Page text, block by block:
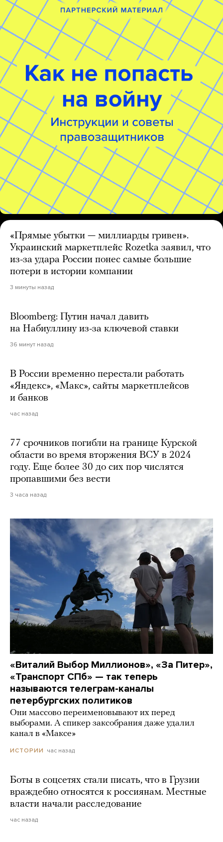
«Прямые убытки — миллиарды гривен».
Украинский маркетплейс Rozetka заявил, что
из-за удара России понес самые большие
потери в истории компании
3 минуты назад
Bloomberg: Путин начал давить
на Набиуллину из-за ключевой ставки
36 минут назад
В России временно перестали работать
«Яндекс», «Макс», сайты маркетплейсов
и банков
час назад
77 срочников погибли на границе Курской
области во время вторжения ВСУ в 2024
году. Еще более 30 до сих пор числятся
пропавшими без вести
3 часа назад
«Виталий Выбор Миллионов», «За Питер»,
«Транспорт СПб» — так теперь
называются телеграм-каналы
петербургских политиков
Они массово переименовывают их перед
выборами. А спикер заксобрания даже удалил
канал в «Максе»
ИСТОРИИ час назад
Боты в соцсетях стали писать, что в Грузии
враждебно относятся к россиянам. Местные
власти начали расследование
час назад